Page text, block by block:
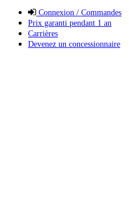
Connexion / Commandes
Prix garanti pendant 1 an
Carrières
Devenez un concessionnaire